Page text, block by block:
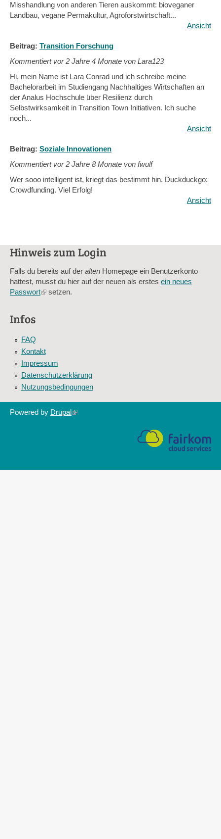
Misshandlung von anderen Tieren auskommt: bioveganer
Landbau, vegane Permakultur, Agroforstwirtschaft...
Ansicht
Beitrag: Transition Forschung
Kommentiert vor2 Jahre 4 Monate von Lara123
Hi, mein Name ist Lara Conrad und ich schreibe meine
Bachelorarbeit im Studiengang Nachhaltiges Wirtschaften an
der Analus Hochschule über Resilienz durch
Selbstwirksamkeit in Transition Town Initiativen. Ich suche
noch...
Ansicht
Beitrag: Soziale Innovationen
Kommentiert vor2 Jahre 8 Monate von fwulf
Wer sooo intelligent ist, kriegt das bestimmt hin. Duckduckgo:
Crowdfunding. Viel Erfolg!
Ansicht
Hinweis zum Login
Falls du bereits auf der alten Homepage ein Benutzerkonto
hattest, musst du hier auf der neuen als erstes ein neues
Passwort(linksetzen.
Infos
FAQ
Kontakt
Impressum
Datenschutzerklärung
Nutzungsbedingungen
Powered by Drupal(link